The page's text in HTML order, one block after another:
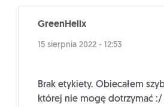
GreenHelix
15 sierpnia 2022 - 12:53
Brak etykiety. Obiecałem
której nie mogę dotrzymać :/